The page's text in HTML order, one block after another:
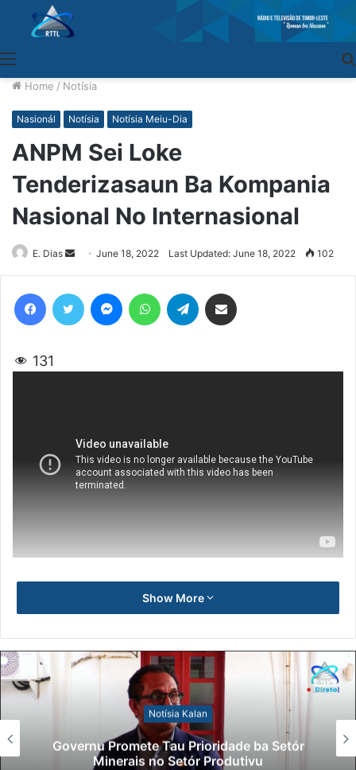
Home / Notísia
Nasionál Notísia Notísia Meiu-Dia
ANPM Sei Loke
Tenderizasaun Ba Kompania
Nasional No Internasional
E. Dias
Send
an
June 18, 2022 Last Updated: June 18, 2022 102
131
Show More
Tau Prioridade ba Setór
no Setór Produtivu
Lei
Polisiál